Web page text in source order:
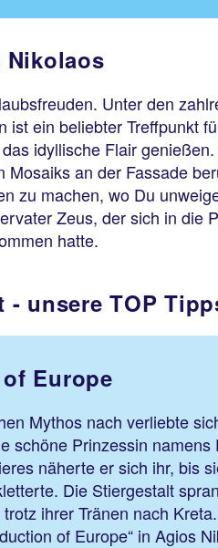
Nikolaos
Unter den
ein beliebter Treffpunkt
idyllische Flair
an der Fassade
zu machen, wo Du
Zeus, der sich in die
hatte.
unsere TOP
Europe
Mythos nach verliebte
schöne Prinzessin namens
näherte er sich ihr, bis
Die Stiergestalt
ihrer Tränen nach
of Europe“ in Agios